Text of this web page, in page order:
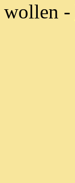
wollen -